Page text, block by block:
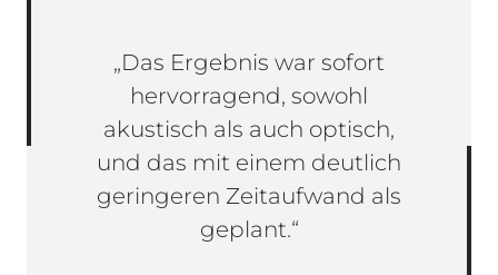
„Das Ergebnis war sofort
hervorragend, sowohl
akustisch als auch optisch,
und das mit einem deutlich
geringeren Zeitaufwand als
geplant.“